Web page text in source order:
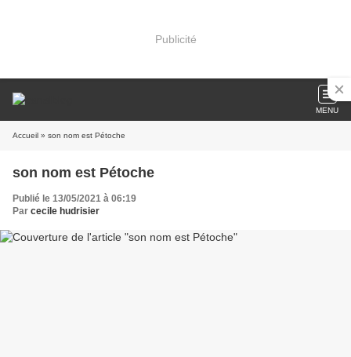
Publicité
MENU
Accueil » son nom est Pétoche
son nom est Pétoche
Publié le 13/05/2021 à 06:19
Par cecile hudrisier